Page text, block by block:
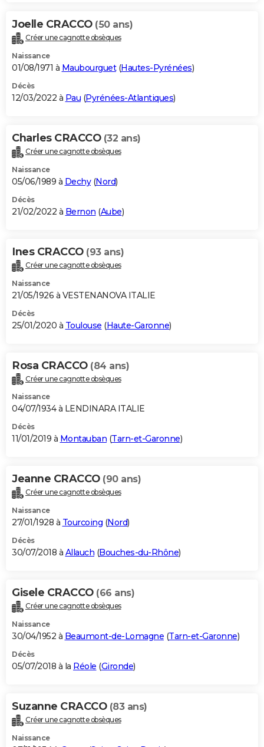
Joelle CRACCO (50 ans)
Créer une cagnotte obsèques
Naissance
01/08/1971 à Maubourguet(Hautes-Pyrénées)
Décès
12/03/2022 à Pau (Pyrénées-Atlantiques)
Charles CRACCO (32 ans)
Créer une cagnotte obsèques
Naissance
05/06/1989 à Dechy(Nord)
Décès
21/02/2022 à Bernon (Aube)
Ines CRACCO (93 ans)
Créer une cagnotte obsèques
Naissance
21/05/1926 à VESTENANOVA ITALIE
Décès
25/01/2020 à Toulouse (Haute-Garonne)
Rosa CRACCO (84 ans)
Créer une cagnotte obsèques
Naissance
04/07/1934 à LENDINARA ITALIE
Décès
11/01/2019 à Montauban (Tarn-et-Garonne)
Jeanne CRACCO (90 ans)
Créer une cagnotte obsèques
Naissance
27/01/1928 à Tourcoing (Nord)
Décès
30/07/2018 à Allauch (Bouches-du-Rhône)
Gisele CRACCO (66 ans)
Créer une cagnotte obsèques
Naissance
30/04/1952 à Beaumont-de-Lomagne (Tarn-et-Garonne)
Décès
05/07/2018 à la Réole (Gironde)
Suzanne CRACCO (83 ans)
Créer une cagnotte obsèques
Naissance